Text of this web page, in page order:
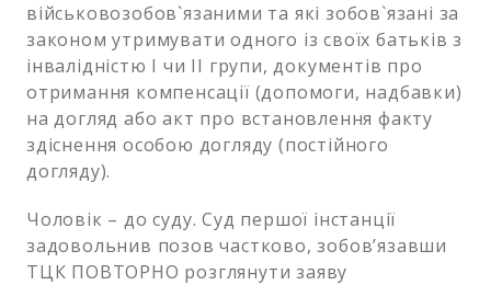
військовозобов`язаними та які зобов`язані за
законом утримувати одного із своїх батьків з
інвалідністю І чи ІІ групи, документів про
отримання компенсації (допомоги, надбавки)
на догляд або акт про встановлення факту
здіснення особою догляду (постійного
догляду).
Чоловік – до суду. Суд першої інстанції
задовольнив позов частково, зобов’язавши
ТЦК ПОВТОРНО розглянути заяву